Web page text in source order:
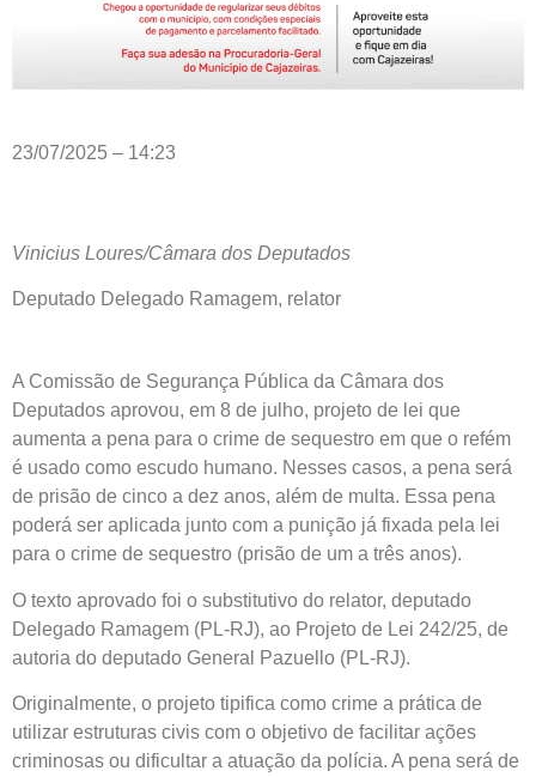
23/07/2025 – 14:23
Vinicius Loures/Câmara dos Deputados
Deputado Delegado Ramagem, relator
A Comissão de Segurança Pública da Câmara dos
Deputados aprovou, em 8 de julho, projeto de lei que
aumenta a pena para o crime de sequestro em que o refém
é usado como escudo humano. Nesses casos, a pena será
de prisão de cinco a dez anos, além de multa. Essa pena
poderá ser aplicada junto com a punição já fixada pela lei
para o crime de sequestro (prisão de um a três anos).
O texto aprovado foi o substitutivo do relator, deputado
Delegado Ramagem (PL-RJ), ao Projeto de Lei 242/25, de
autoria do deputado General Pazuello (PL-RJ).
Originalmente, o projeto tipifica como crime a prática de
utilizar estruturas civis com o objetivo de facilitar ações
criminosas ou dificultar a atuação da polícia. A pena será de